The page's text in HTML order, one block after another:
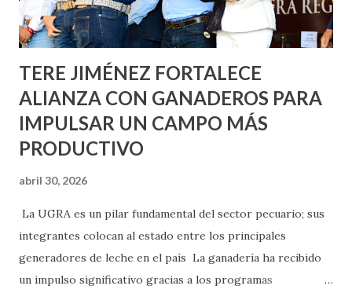
los edificios FOVISSSTE Ojo de Agua, en la comunidad
Norias de Paso Hondo y en los edificios de...
TERE JIMÉNEZ FORTALECE
ALIANZA CON GANADEROS PARA
IMPULSAR UN CAMPO MÁS
PRODUCTIVO
abril 30, 2026
La UGRA es un pilar fundamental del sector pecuario; sus
integrantes colocan al estado entre los principales
generadores de leche en el país La ganadería ha recibido
un impulso significativo gracias a los programas